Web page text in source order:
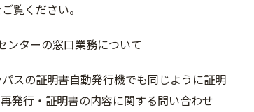
覧ください。
ンターの窓口業務について
スの証明書自動発行機でも同じように証明
発行・証明書の内容に関する問い合わせ